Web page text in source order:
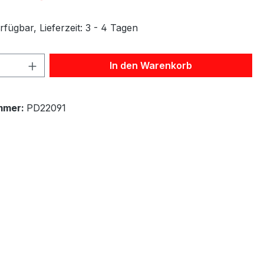
Lieferzeit: 3 - 4 Tagen
Anzahl: Gib den gewünschten Wert
In den Warenkorb
PD22091